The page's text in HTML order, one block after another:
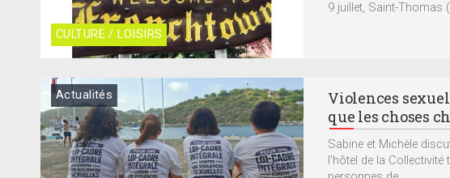
CULTURE / LOISIRS
9 juillet, Saint-Thomas
Actualités
Violences
que les choses
Sabine et Michèle
l’hôtel de la